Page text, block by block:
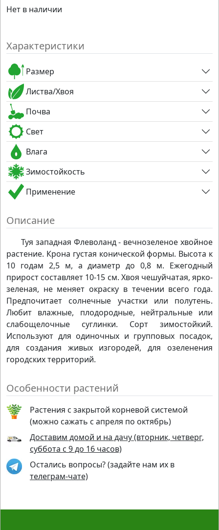
Нет в наличии
Характеристики
Размер
Листва/Хвоя
Почва
Свет
Влага
Зимостойкость
Применение
Описание
Туя западная Флеволанд - вечнозеленое хвойное
растение. Крона густая конической формы. Высота к
10 годам 2,5 м, а диаметр до 0,8 м. Ежегодный
прирост составляет 10-15 см. Хвоя чешуйчатая, ярко-
зеленая, не меняет окраску в течении всего года.
Предпочитает солнечные участки или полутень.
Любит влажные, плодородные, нейтральные или
слабощелочные суглинки. Сорт зимостойкий.
Используют для одиночных и групповых посадок,
для создания живых изгородей, для озеленения
городских территорий.
Особенности растений
Растения с закрытой корневой системой
(можно сажать с апреля по октябрь)
Доставим домой и на дачу (вторник, четверг,
суббота с 9 до 16 часов)
Остались вопросы? (задайте нам их в
телеграм-чате)